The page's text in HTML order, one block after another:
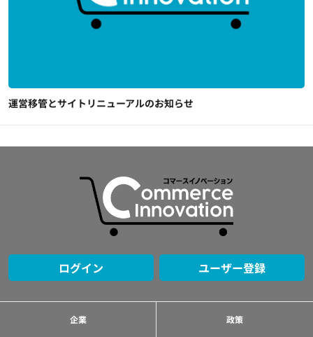
運営移管とサイトリニューアルのお知らせ
ログイン ユーザー登録
企業 政策